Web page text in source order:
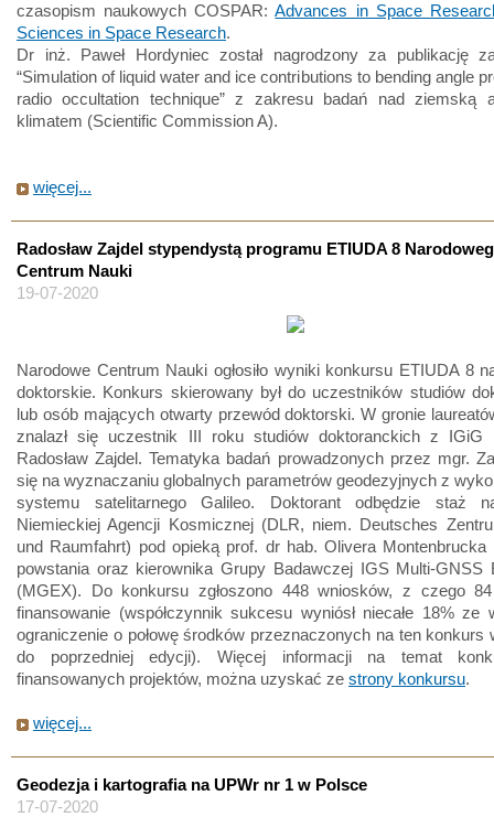
czasopism naukowych COSPAR:Advances in Space
Sciences in Space Research.
Dr inż. Paweł Hordyniec został nagrodzony za publikację
“Simulation of liquid water and ice contributions to bending angle
radio occultation technique” z zakresu badań nad ziemską
klimatem (Scientific Commission A).
więcej...
Radosław Zajdel stypendystą programu ETIUDA 8
Centrum Nauki
19-07-2020
Narodowe Centrum Nauki ogłosiło wyniki konkursu ETIUDA 8
doktorskie. Konkurs skierowany był do uczestników studiów
lub osób mających otwarty przewód doktorski. W gronie
znalazł się uczestnik III roku studiów doktoranckich z
Radosław Zajdel. Tematyka badań prowadzonych przez mgr.
się na wyznaczaniu globalnych parametrów geodezyjnych z
systemu satelitarnego Galileo. Doktorant odbędzie staż
Niemieckiej Agencji Kosmicznej (DLR, niem. Deutsches
und Raumfahrt) pod opieką prof. dr hab. Olivera Montenbrucka
powstania oraz kierownika Grupy Badawczej IGS Multi-GNSS
(MGEX). Do konkursu zgłoszono 448 wniosków, z czego 84
finansowanie (współczynnik sukcesu wyniósł niecałe 18% ze
ograniczenie o połowę środków przeznaczonych na ten konkurs
do poprzedniej edycji). Więcej informacji na temat
finansowanych projektów, można uzyskać ze strony konkursu.
więcej...
Geodezja i kartografia na UPWr nr 1 w Polsce
17-07-2020